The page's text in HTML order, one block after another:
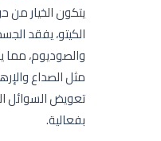
الكيتو، يفقد
والصوديوم، مما
مثل الصداع
تعويض السوائل
بفعالية.